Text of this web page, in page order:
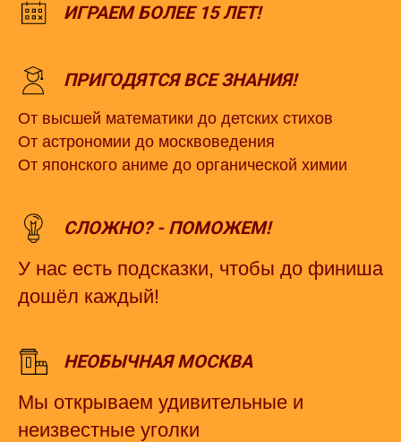
ИГРАЕМ БОЛЕЕ 15 ЛЕТ!
ПРИГОДЯТСЯ ВСЕ ЗНАНИЯ!
От высшей математики до детских стихов
От астрономии до москвоведения
От японского аниме до органической химии
СЛОЖНО? - ПОМОЖЕМ!
У нас есть подсказки, чтобы до финиша
дошёл каждый!
НЕОБЫЧНАЯ МОСКВА
Мы открываем удивительные и
неизвестные уголки